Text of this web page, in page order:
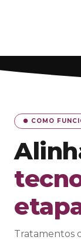
● COMO
Tratamentos